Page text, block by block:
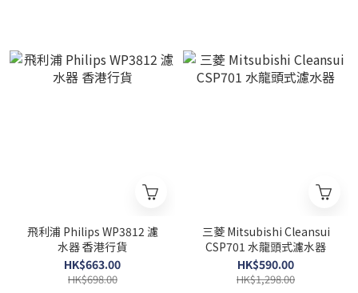
飛利浦 Philips WP3812 濾
水器 香港行貨
HK$663.00
HK$698.00
三菱 Mitsubishi Cleansui
CSP701 水龍頭式濾水器
HK$590.00
HK$1,298.00